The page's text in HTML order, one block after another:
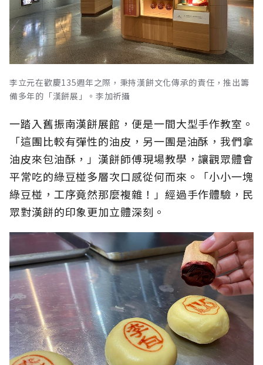
李立元在歡慶135週年之際，秉持漢餅文化傳承的責任，推出籌
備多年的「漢餅展」。李加祈攝
一踏入舊振南漢餅展館，便是一間大型手作教室。
「這團比較有彈性的油皮，另一團是油酥，我們拿
油皮來包油酥，」漢餅師傅現場教學，讓觀眾體會
平常吃的綠豆椪多層次口感從何而來。「小小一塊
綠豆椪，工序竟然那麼複雜！」經過手作體驗，民
眾對漢餅的印象更加立體深刻。